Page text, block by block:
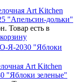
Art Kitchen
"Апельсин-дольки"
Товар есть в
Я-2030 "Яблоки
Art Kitchen
"Яблоки зеленые"